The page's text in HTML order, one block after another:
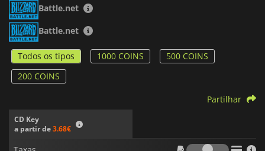
Battle.net
Battle.net
Todos os tipos 1000 COINS
500 COINS
200 COINS
CD Key
a partir de3.68€
Partilhar
Taxas